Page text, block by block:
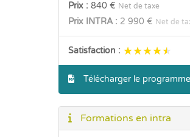
Prix : 840 € Net de taxe
Prix INTRA : 2 990 € Net de
Satisfaction : ★★★★★
★★★★★
Télécharger le programme
Formations en intra